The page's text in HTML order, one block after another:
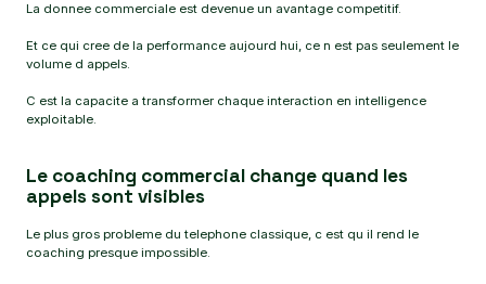
La donnee commerciale est devenue un avantage competitif.
Et ce qui cree de la performance aujourd hui, ce n est pas seulement le
volume d appels.
C est la capacite a transformer chaque interaction en intelligence
exploitable.
Le coaching commercial change quand les
appels sont visibles
Le plus gros probleme du telephone classique, c est qu il rend le
coaching presque impossible.